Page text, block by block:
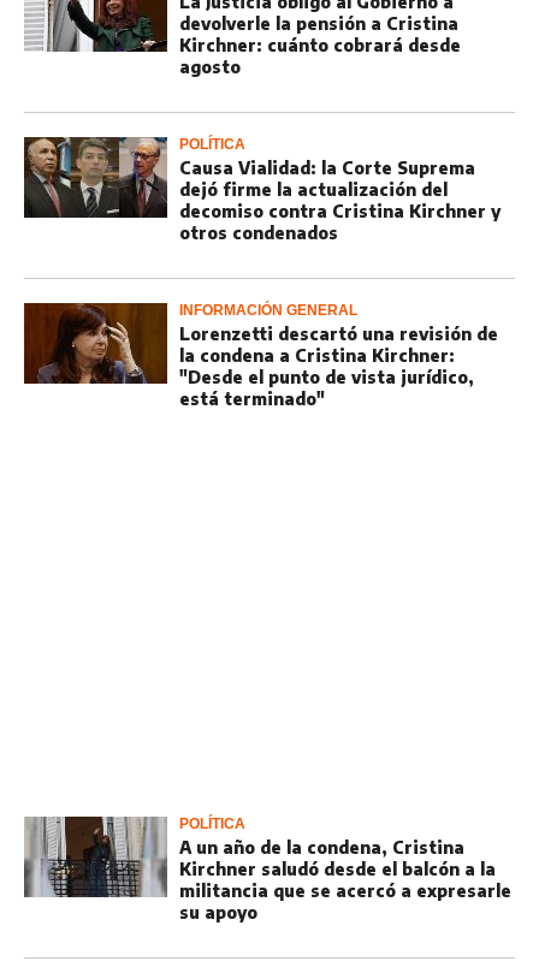
devolverle la pensión a Cristina
Kirchner: cuánto cobrará desde
agosto
POLÍTICA
Causa Vialidad: la Corte Suprema
dejó firme la actualización del
decomiso contra Cristina Kirchner y
otros condenados
INFORMACIÓN GENERAL
Lorenzetti descartó una revisión de
la condena a Cristina Kirchner:
"Desde el punto de vista jurídico,
está terminado"
POLÍTICA
A un año de la condena, Cristina
Kirchner saludó desde el balcón a la
militancia que se acercó a expresarle
su apoyo